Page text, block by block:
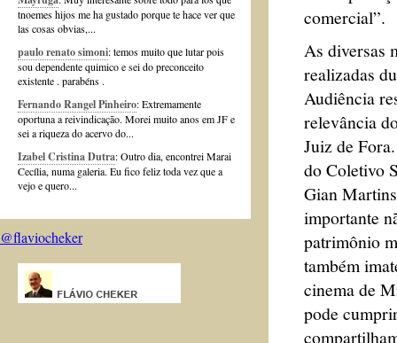
tnoemes hijos me ha gustado porque te hace ver que
las cosas obvias,...
paulo renato simoni: temos muito que lutar pois
sou dependente quimico e sei do preconceito
existente . parabéns .
Fernando Rangel Pinheiro: Extremamente
oportuna a reivindicação. Morei muito anos em JF e
sei a riqueza do acervo do...
Izabel Cristina Dutra: Outro dia, encontrei Marai
Cecília, numa galeria. Eu fico feliz toda vez que a
vejo e quero...
@flaviocheker
comercial”.
As diversas
realizadas
Audiência
relevância
Juiz de
do Coletivo
Gian
importante
patrimônio
também
cinema de
pode